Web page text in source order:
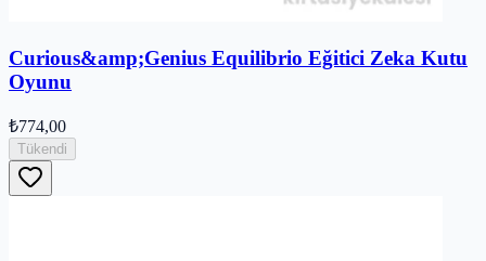
Curious&amp;Genius Equilibrio Eğitici Zeka Kutu
Oyunu
₺774,00
Tükendi